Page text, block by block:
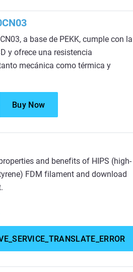
a base de PEKK, cumple con la
y ofrece una resistencia
mecánica como térmica y
Buy Now
and benefits of HIPS (high-
FDM filament and download